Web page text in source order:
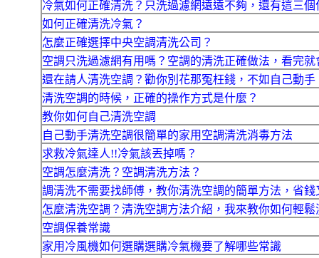
冷氣如何正確清洗？只洗過濾網遠遠不夠，還有這三個
如何正確清洗冷氣？
怎麼正確選擇中央空調清洗公司？
空調只洗過濾網有用嗎？空調的清洗正確做法，看完就
還在請人清洗空調？勸你別花那冤枉錢，不如自己動手
清洗空調的時候，正確的操作方式是什麼？
教你如何自己清洗空調
自己動手清洗空調很簡單的家用空調清洗消毒方法
求救冷氣達人!!冷氣該丟掉嗎？
空調怎麼清洗？空調清洗方法？
調清洗不需要找師傅，教你清洗空調的簡單方法，省錢
怎麼清洗空調？清洗空調方法介紹，我來教你如何輕鬆
空調保養常識
家用冷風機如何選購選購冷氣機要了解哪些常識